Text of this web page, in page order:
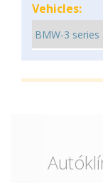
Vehicles: